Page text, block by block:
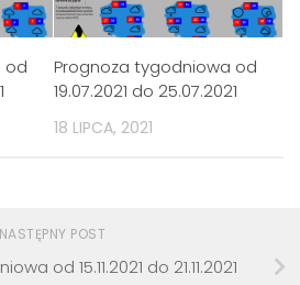
od
Prognoza tygodniowa od
19.07.2021 do 25.07.2021
18 LIPCA, 2021
NASTĘPNY POST
od 15.11.2021 do 21.11.2021